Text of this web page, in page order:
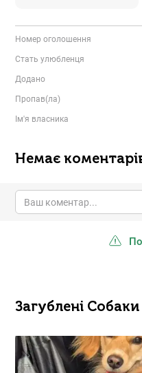
Номер оголошення
Стать улюбленця
Додано
Пропав(ла)
Ім'я власника
Немає
Загублені